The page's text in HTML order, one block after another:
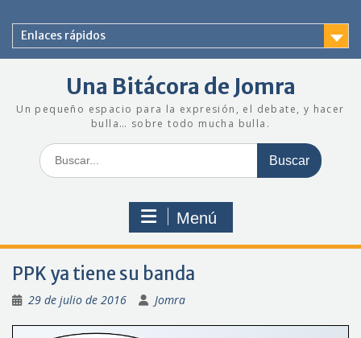
contenido
Enlaces rápidos
Una Bitácora de Jomra
Un pequeño espacio para la expresión, el debate, y hacer
bulla… sobre todo mucha bulla.
Buscar:
Menú
PPK ya tiene su banda
29 de julio de 2016 Jomra